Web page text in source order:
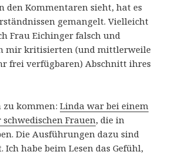
den Kommentaren sieht, hat es
gemangelt. Vielleicht
Frau Eichinger falsch und
mir kritisierten (und mittlerweile
frei verfügbaren) Abschnitt ihres
zu kommen:Linda war bei einem
Frauen, die in
Die Ausführungen dazu sind
Ich habe beim Lesen das Gefühl,